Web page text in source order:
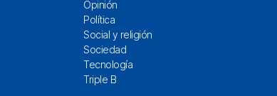
Opinión
Política
Social y religión
Sociedad
Tecnología
Triple B